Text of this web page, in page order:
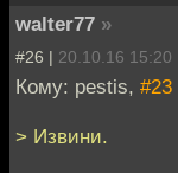
walter77 »
#26 | 20.10.16 15:20
Кому: pestis, #23
> Извини.